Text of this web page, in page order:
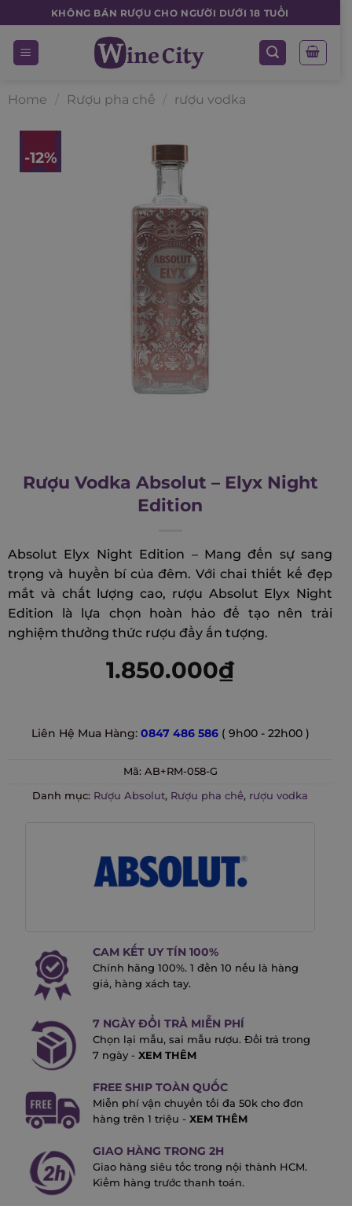
to
content
KHÔNG BÁN RƯỢU CHO NGƯỜI DƯỚI 18 TUỔI
Home / Rượu pha chế / rượu vodka
-12%
Rượu Vodka Absolut – Elyx Night
Edition
Absolut Elyx Night Edition – Mang đến sự sang
trọng và huyền bí của đêm. Với chai thiết kế đẹp
mắt và chất lượng cao, rượu Absolut Elyx Night
Edition là lựa chọn hoàn hảo để tạo nên trải
nghiệm thưởng thức rượu đầy ấn tượng.
1.850.000₫
Liên Hệ Mua Hàng: 0847 486 586 ( 9h00 - 22h00 )
Mã: AB+RM-058-G
Danh mục: Rượu Absolut, Rượu pha chế, rượu vodka
CAM KẾT UY TÍN 100%
Chính hãng 100%. 1 đền 10 nếu là hàng
giả, hàng xách tay.
7 NGÀY ĐỔI TRẢ MIỄN PHÍ
Chọn lại mẫu, sai mẫu rượu. Đổi trả trong
7 ngày - XEM THÊM
FREE SHIP TOÀN QUỐC
Miễn phí vận chuyển tối đa 50k cho đơn
hàng trên 1 triệu - XEM THÊM
GIAO HÀNG TRONG 2H
Giao hàng siêu tốc trong nội thành HCM.
Kiểm hàng trước thanh toán.